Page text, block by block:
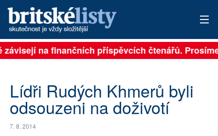
PŘIHLÁSIT
ARCHIV
na finančních příspěvcích čtenářů.
Lídři Rudých Khmerů byli
odsouzeni na doživotí
7. 8. 2014